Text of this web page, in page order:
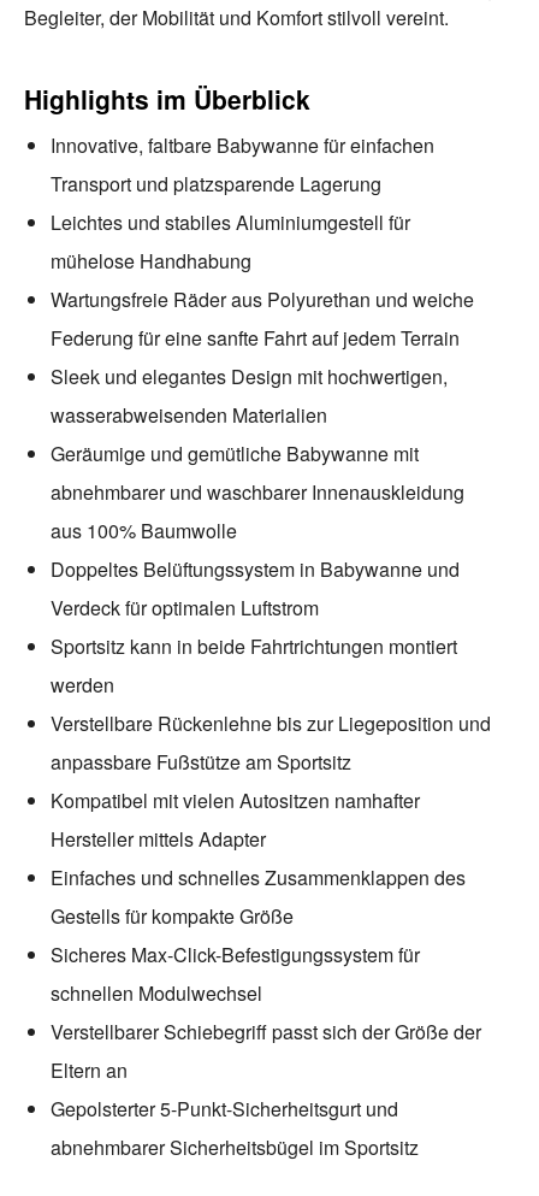
Begleiter, der Mobilität und Komfort stilvoll vereint.
Highlights im Überblick
Innovative, faltbare Babywanne für einfachen
Transport und platzsparende Lagerung
Leichtes und stabiles Aluminiumgestell für
mühelose Handhabung
Wartungsfreie Räder aus Polyurethan und weiche
Federung für eine sanfte Fahrt auf jedem Terrain
Sleek und elegantes Design mit hochwertigen,
wasserabweisenden Materialien
Geräumige und gemütliche Babywanne mit
abnehmbarer und waschbarer Innenauskleidung
aus 100% Baumwolle
Doppeltes Belüftungssystem in Babywanne und
Verdeck für optimalen Luftstrom
Sportsitz kann in beide Fahrtrichtungen montiert
werden
Verstellbare Rückenlehne bis zur Liegeposition und
anpassbare Fußstütze am Sportsitz
Kompatibel mit vielen Autositzen namhafter
Hersteller mittels Adapter
Einfaches und schnelles Zusammenklappen des
Gestells für kompakte Größe
Sicheres Max-Click-Befestigungssystem für
schnellen Modulwechsel
Verstellbarer Schiebegriff passt sich der Größe der
Eltern an
Gepolsterter 5-Punkt-Sicherheitsgurt und
abnehmbarer Sicherheitsbügel im Sportsitz